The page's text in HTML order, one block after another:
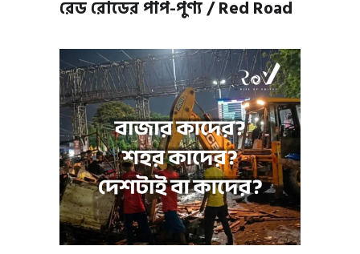
রেড রোডের পাপ-পুণ্য / Red Road